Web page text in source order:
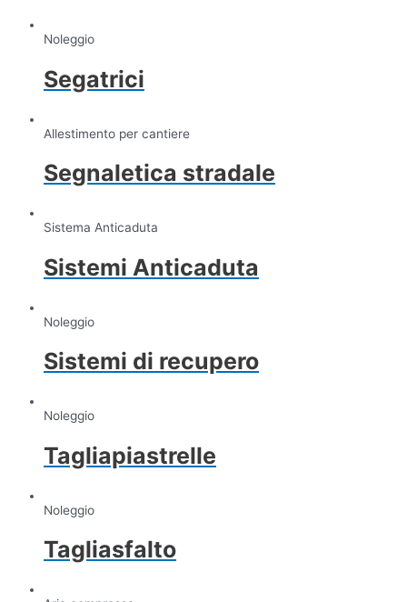
Noleggio
Segatrici
Allestimento per cantiere
Segnaletica stradale
Sistema Anticaduta
Sistemi Anticaduta
Noleggio
Sistemi di recupero
Noleggio
Tagliapiastrelle
Noleggio
Tagliasfalto